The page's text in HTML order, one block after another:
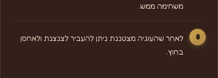
משחימה ממש.
לאחר שהעוגיה מצטננת ניתן להעביר לצנצנת ולאחסן
בחוץ.